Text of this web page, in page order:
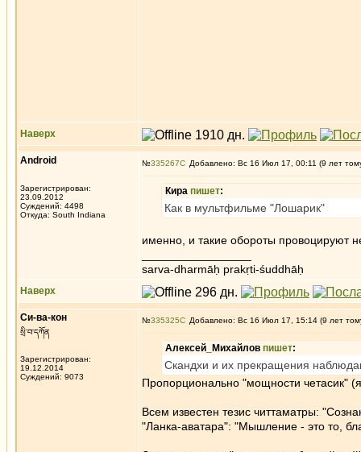
Наверх
Android
Зарегистрирован:
23.09.2012
Суждений: 4498
Откуда: South Indiana
№335267 Добавлено: Вс 16 Июл 17, 00:11 (9 лет
Кира пишет:
Как в мультфильме "Лошарик"
именно, и такие обороты провоцируют
sarva-dharmāḥ prakṛti-śuddhāḥ
Наверх
Си-ва-кон
སྲི་བ་དཀོན
Зарегистрирован:
19.12.2014
Суждений: 9073
№335325 Добавлено: Вс 16 Июл 17, 15:14 (9 лет
Алексей_Михайлов пишет:
Скандхи и их прекращения
Пропорционально "мощности четасик"
Всем известен тезис читтаматры:
"Ланка-аватара": "Мышление - это то,